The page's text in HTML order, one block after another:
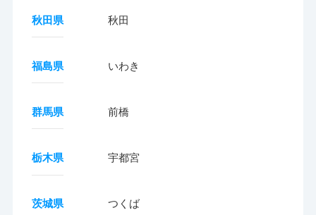
秋田県 秋田
福島県 いわき
群馬県 前橋
栃木県 宇都宮
茨城県 つくば